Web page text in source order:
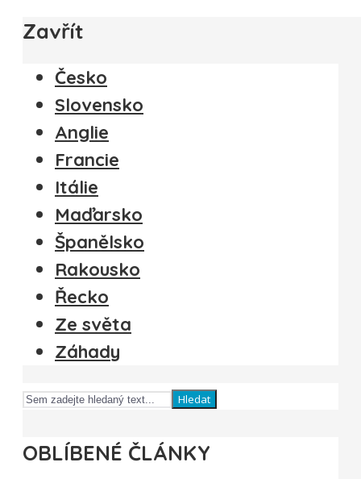
Zavřít
Česko
Slovensko
Anglie
Francie
Itálie
Maďarsko
Španělsko
Rakousko
Řecko
Ze světa
Záhady
Hledat
OBLÍBENÉ ČLÁNKY